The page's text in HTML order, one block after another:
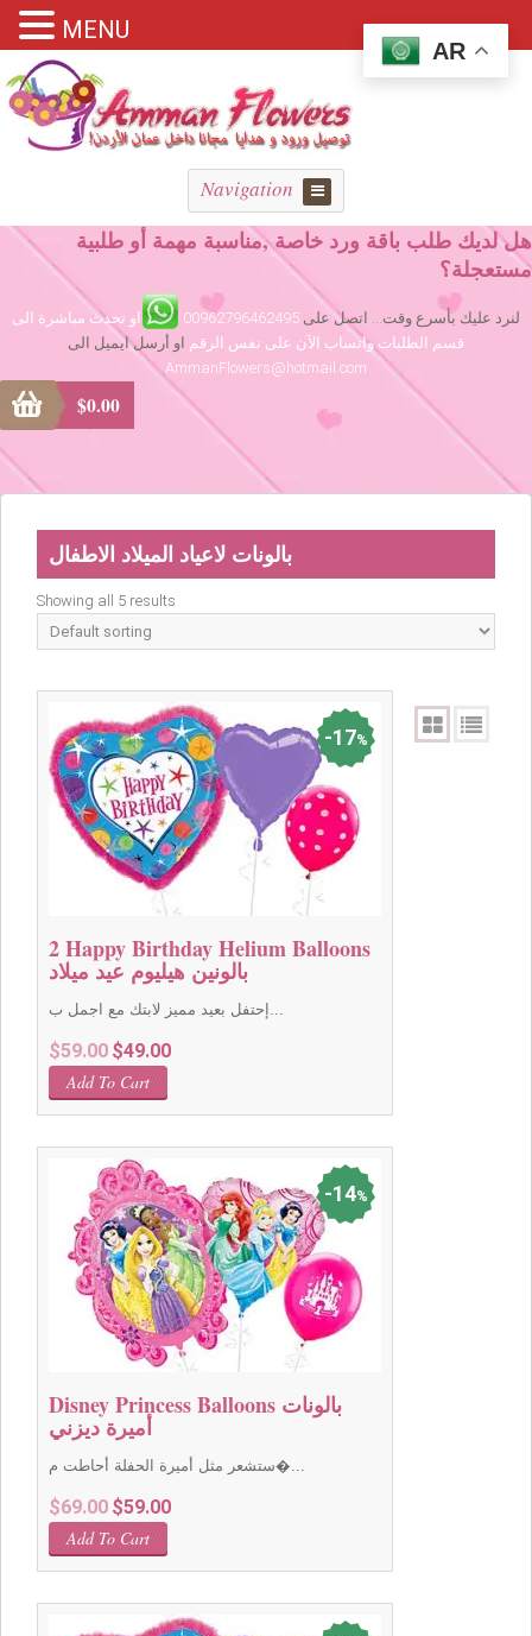
Navigation
هل لديك طلب باقة ورد خاصة ,مناسبة مهمة أو طلبية
مستعجلة؟
لنرد عليك بأسرع وقت... اتصل على 00962796462495
او تحدث مباشرة الى
قسم الطلبات واتساب الآن على نفس الرقم او أرسل ايميل الى
AmmanFlowers@hotmail.com
$0.00
بالونات لاعياد الميلاد الاطفال
Showing all 5 results
17%
2 Happy Birthday Helium Balloons
بالونين هيليوم عيد ميلاد
إحتفل بعيد مميز لابتك مع اجمل ب...
$59.00 Original
price
was:
$49.00Current
Add To Cart
14%
Disney Princess Balloons بالونات
أميرة ديزني
ستشعر مثل أميرة الحفلة أحاطت م�...
$69.00 Original
price
was:
$59.00Current
Add To Cart
AR
MENU